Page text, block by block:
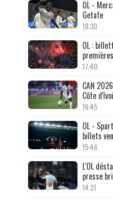
OL -
Getafe
18:30
OL :
17:40
CAN
Côte
16:45
OL -
billets
15:46
L'OL
presse
14:21